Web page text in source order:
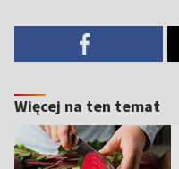
Więcej na ten temat